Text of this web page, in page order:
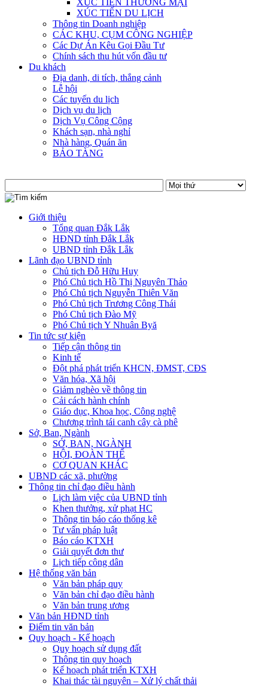
XÚC TIẾN THƯƠNG MẠI
XÚC TIẾN DU LỊCH
Thông tin Doanh nghiệp
CÁC KHU, CỤM CÔNG NGHIỆP
Các Dự Án Kêu Gọi Đầu Tư
Chính sách thu hút vốn đầu tư
Du khách
Địa danh, di tích, thắng cảnh
Lễ hội
Các tuyến du lịch
Dịch vụ du lịch
Dịch Vụ Công Cộng
Khách sạn, nhà nghỉ
Nhà hàng, Quán ăn
BẢO TÀNG
Giới thiệu
Tổng quan Đắk Lắk
HĐND tỉnh Đắk Lắk
UBND tỉnh Đắk Lắk
Lãnh đạo UBND tỉnh
Chủ tịch Đỗ Hữu Huy
Phó Chủ tịch Hồ Thị Nguyên Thảo
Phó Chủ tịch Nguyễn Thiên Văn
Phó Chủ tịch Trương Công Thái
Phó Chủ tịch Đào Mỹ
Phó Chủ tịch Y Nhuân Byă
Tin tức sự kiện
Tiếp cận thông tin
Kinh tế
Đột phá phát triển KHCN, ĐMST, CĐS
Văn hóa, Xã hội
Giảm nghèo về thông tin
Cải cách hành chính
Giáo dục, Khoa học, Công nghệ
Chương trình tái canh cây cà phê
Sở, Ban, Ngành
SỞ, BAN, NGÀNH
HỘI, ĐOÀN THỂ
CƠ QUAN KHÁC
UBND các xã, phường
Thông tin chỉ đạo điều hành
Lịch làm việc của UBND tỉnh
Khen thưởng, xử phạt HC
Thông tin báo cáo thống kê
Tư vấn pháp luật
Báo cáo KTXH
Giải quyết đơn thư
Lịch tiếp công dân
Hệ thống văn bản
Văn bản pháp quy
Văn bản chỉ đạo điều hành
Văn bản trung ương
Văn bản HĐND tỉnh
Điểm tin văn bản
Quy hoạch - Kế hoạch
Quy hoạch sử dụng đất
Thông tin quy hoạch
Kế hoạch phát triển KTXH
Khai thác tài nguyên – Xử lý chất thải